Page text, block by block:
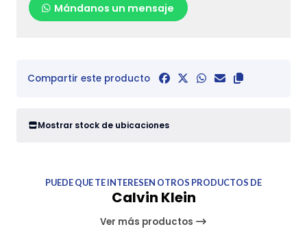
Mándanos un mensaje
Compartir este producto
Mostrar stock de ubicaciones
PUEDE QUE TE INTERESEN OTROS PRODUCTOS DE
Calvin Klein
Ver más productos